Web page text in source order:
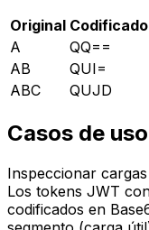
Original Codificado
A
QQ==
AB
QUI=
ABC
QUJD
Casos de
Inspeccionar
Los tokens JWT
codificados en